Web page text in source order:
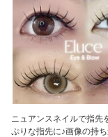
ニュアンスネイルで指先
ぷりな指先に♪画像の持